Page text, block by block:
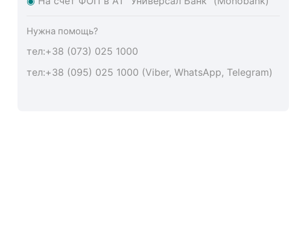
Нужна помощь?
тел:+38 (073) 025 1000
тел:+38 (095) 025 1000 (Viber, WhatsApp, Telegram)